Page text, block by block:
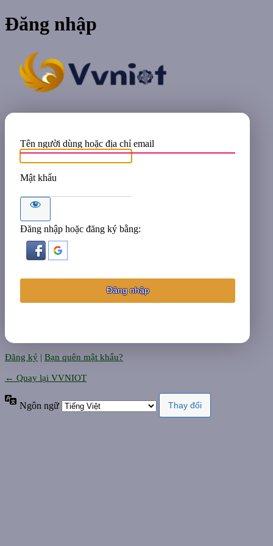
Đăng nhập
Tên người dùng hoặc địa chỉ email
Mật khẩu
Đăng nhập hoặc đăng ký bằng:
Đăng ký | Bạn quên mật khẩu?
← Quay lại VVNIOT
Ngôn ngữ